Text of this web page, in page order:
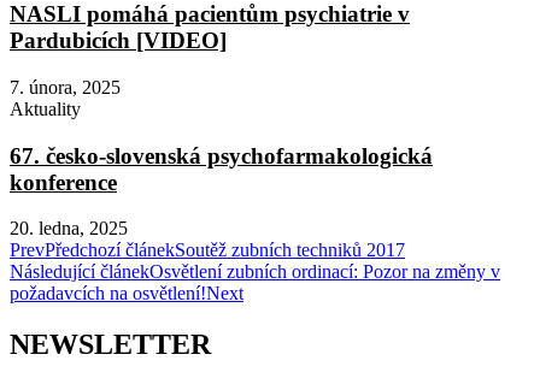
NASLI pomáhá pacientům psychiatrie v
Pardubicích [VIDEO]
7. února, 2025
Aktuality
67. česko-slovenská psychofarmakologická
konference
20. ledna, 2025
PrevPředchozí článekSoutěž zubních techniků 2017
Následující článekOsvětlení zubních ordinací: Pozor na změny v
požadavcích na osvětlení!Next
NEWSLETTER